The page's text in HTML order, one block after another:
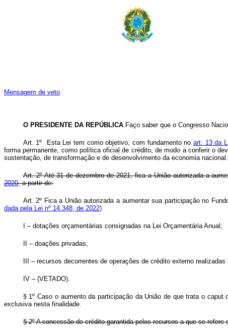
Mensagem de veto
O PRESIDENTE DA REPÚBLICAFaço saber que o Congresso
Art. 1º Esta Lei tem como objetivo, com fundamento no art. 13 da
forma permanente, como política oficial de crédito, de modo a conferir o
sustentação, de transformação e de desenvolvimento da economia nacional.
Art. 2º Até 31 de dezembro de 2021, fica a União autorizada a
2020, a partir de:
Art. 2º Fica a União autorizada a aumentar sua participação no
dada pela Lei nº 14.348, de 2022)
I – dotações orçamentárias consignadas na Lei Orçamentária Anual;
II – doações privadas;
III – recursos decorrentes de operações de crédito externo
IV – (VETADO).
§ 1º Caso o aumento da participação da União de que trata o caput
exclusiva nesta finalidade.
§ 2º A concessão de crédito garantida pelos recursos a que se